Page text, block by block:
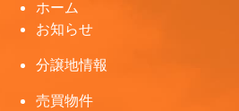
ホーム
お知らせ
分譲地情報
売買物件